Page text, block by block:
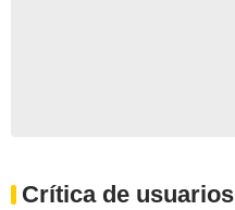
Crítica de usuarios